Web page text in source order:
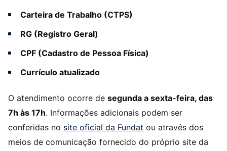
Carteira de Trabalho (CTPS)
RG (Registro Geral)
CPF (Cadastro de Pessoa Física)
Currículo atualizado
O atendimento ocorre de segunda a sexta-feira, das
7h às 17h. Informações adicionais podem ser
conferidas no site oficial da Fundat ou através dos
meios de comunicação fornecido do próprio site da